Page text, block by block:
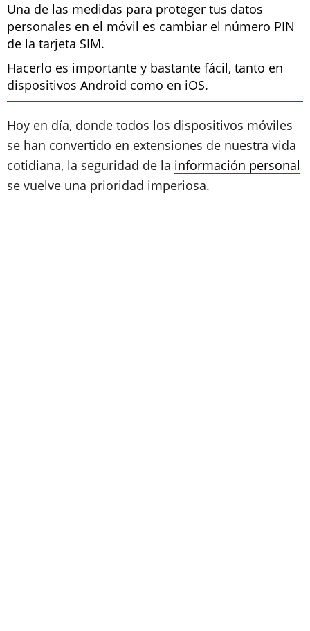
Una de las medidas para proteger tus datos
personales en el móvil es cambiar el número PIN
de la tarjeta SIM.
Hacerlo es importante y bastante fácil, tanto en
dispositivos Android como en iOS.
Hoy en día, donde todos los dispositivos móviles
se han convertido en extensiones de nuestra vida
cotidiana, la seguridad de la información personal
se vuelve una prioridad imperiosa.